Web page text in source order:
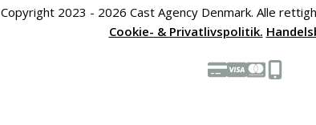
Copyright 2023 - 2026 Cast Agency Denmark. Alle
Cookie- & Privatlivspolitik.